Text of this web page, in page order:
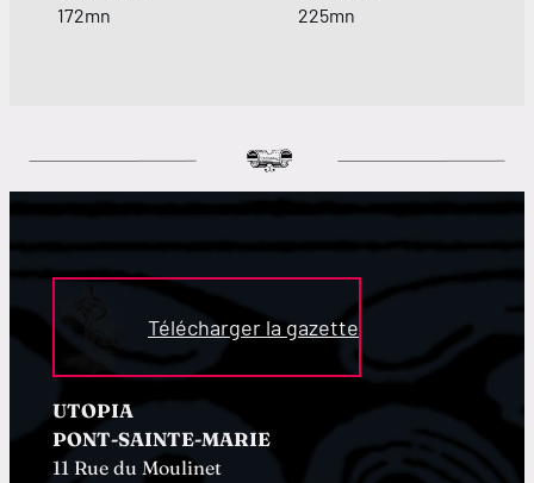
172mn
225mn
Télécharger la gazette
UTOPIA
PONT-SAINTE-MARIE
11 Rue du Moulinet